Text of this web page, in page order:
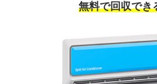
無料で回収でき